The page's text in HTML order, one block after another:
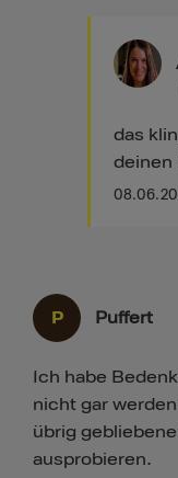
das
deinen
P Puffert
Ich habe
nicht gar
übrig
ausprobieren.